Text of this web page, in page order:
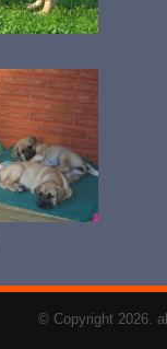
© Copyright 2026.